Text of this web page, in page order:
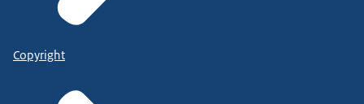
Copyright